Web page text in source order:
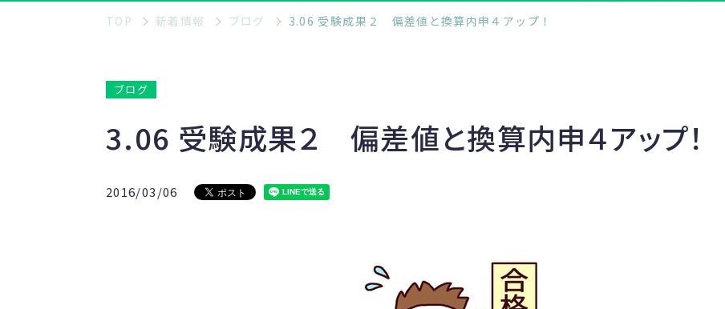
TOP 新着情報 ブログ 3.06 受験成果２ 偏差値と換算内申４アップ！
ブログ
3.06 受験成果２ 偏差値と換算内申４アップ！
2016/03/06